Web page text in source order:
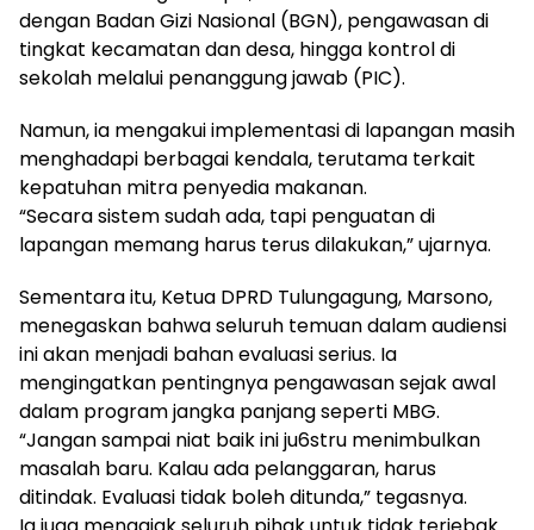
dengan Badan Gizi Nasional (BGN), pengawasan di
tingkat kecamatan dan desa, hingga kontrol di
sekolah melalui penanggung jawab (PIC).
Namun, ia mengakui implementasi di lapangan masih
menghadapi berbagai kendala, terutama terkait
kepatuhan mitra penyedia makanan.
“Secara sistem sudah ada, tapi penguatan di
lapangan memang harus terus dilakukan,” ujarnya.
Sementara itu, Ketua DPRD Tulungagung, Marsono,
menegaskan bahwa seluruh temuan dalam audiensi
ini akan menjadi bahan evaluasi serius. Ia
mengingatkan pentingnya pengawasan sejak awal
dalam program jangka panjang seperti MBG.
“Jangan sampai niat baik ini ju6stru menimbulkan
masalah baru. Kalau ada pelanggaran, harus
ditindak. Evaluasi tidak boleh ditunda,” tegasnya.